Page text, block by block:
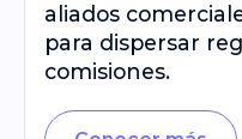
aliados
para dispersar
comisiones.